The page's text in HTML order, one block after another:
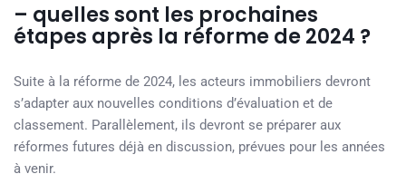
– quelles sont les prochaines
étapes après la réforme de 2024 ?
Suite à la réforme de 2024, les acteurs immobiliers devront
s’adapter aux nouvelles conditions d’évaluation et de
classement. Parallèlement, ils devront se préparer aux
réformes futures déjà en discussion, prévues pour les années
à venir.